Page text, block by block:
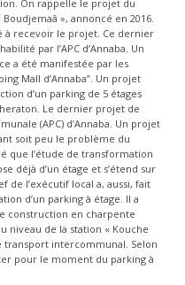
On rappelle le projet du
», annoncé en 2016.
à recevoir le projet. Ce dernier
par l’APC d’Annaba. Un
a été manifestée par les
Mall d’Annaba’’. Un projet
d’un parking de 5 étages
Le dernier projet de
(APC) d’Annaba. Un projet
soit peu le problème du
que l’étude de transformation
déjà d’un étage et s’étend sur
de l’exécutif local a, aussi, fait
d’un parking à étage. Il a
construction en charpente
niveau de la station « Kouche
transport intercommunal. Selon
pour le moment du parking à